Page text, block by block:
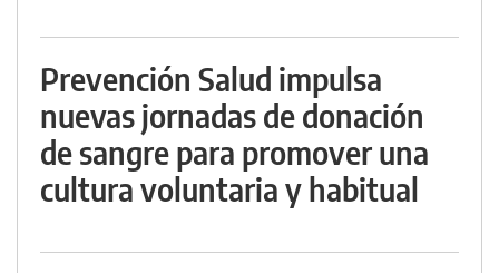
Prevención Salud impulsa
nuevas jornadas de donación
de sangre para promover una
cultura voluntaria y habitual